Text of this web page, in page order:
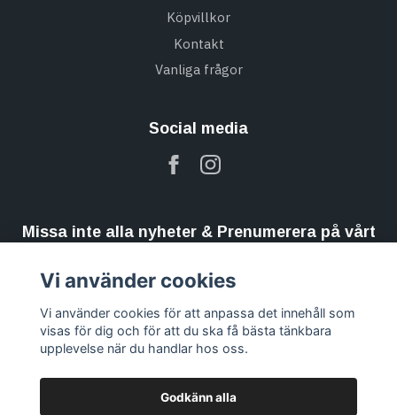
Köpvillkor
Kontakt
Vanliga frågor
Social media
Missa inte alla nyheter & Prenumerera på vårt
Vi använder cookies
Vi använder cookies för att anpassa det innehåll som
visas för dig och för att du ska få bästa tänkbara
upplevelse när du handlar hos oss.
Godkänn alla